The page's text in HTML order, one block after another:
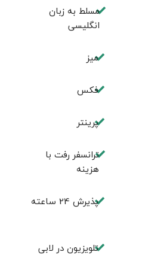
مسلط به زبان
انگليسی
ميز
فكس
پرینتر
ترانسفر رفت با
هزینه
پذیرش 24 ساعته
تلویزیون در لابی